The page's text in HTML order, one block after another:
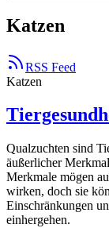
Katzen
RSS Feed
Katzen
Qualzuchten sind
äußerlicher
Merkmale mögen
wirken, doch sie
Einschränkungen
einhergehen.